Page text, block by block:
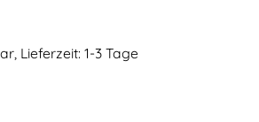
von 0 von 5 Sternen
Lieferzeit: 1-3 Tage